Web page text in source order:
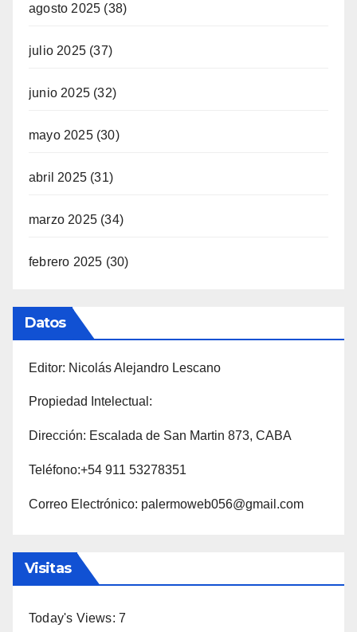
agosto 2025 (38)
julio 2025 (37)
junio 2025 (32)
mayo 2025(30)
abril 2025 (31)
marzo 2025 (34)
febrero 2025 (30)
Datos
Editor: Nicolás Alejandro Lescano
Propiedad Intelectual:
Dirección: Escalada de San Martin 873, CABA
Teléfono:+54 911 53278351
Correo Electrónico: palermoweb056@gmail.com
Visitas
Today's Views: 7